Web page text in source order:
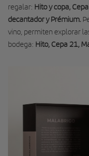
regalar: Hito y copa,
decantador y Prémium.
vino, permiten explorar
bodega: Hito, Cepa 21,